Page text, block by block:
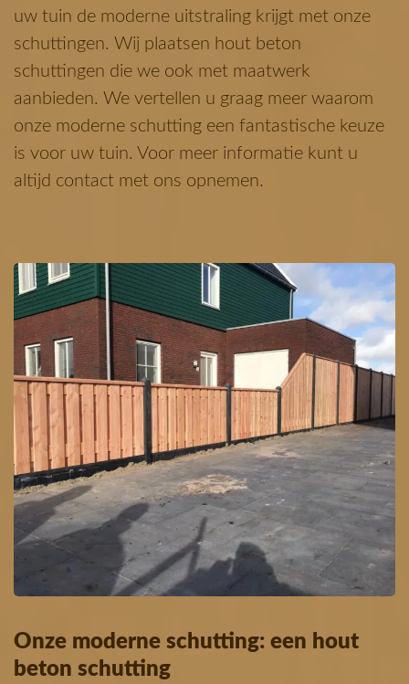
uw tuin de moderne uitstraling krijgt met onze
schuttingen. Wij plaatsen hout beton
schuttingen die we ook met maatwerk
aanbieden. We vertellen u graag meer waarom
onze moderne schutting een fantastische keuze
is voor uw tuin. Voor meer informatie kunt u
altijd contact met ons opnemen.
Onze moderne schutting: een hout
beton schutting